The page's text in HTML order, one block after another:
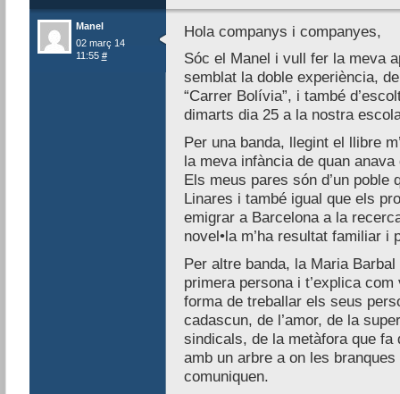
Manel
02 març 14
11:55 #
Hola companys i companyes,
Sóc el Manel i vull fer la meva
semblat la doble experiència,
“Carrer Bolívia”, i també
dimarts dia 25 a la nostra
Per una banda, llegint el llibre
la meva infància de quan
Els meus pares són d’un
Linares i també igual que els
emigrar a Barcelona a la
novel•la m’ha resultat familiar i
Per altre banda, la Maria
primera persona i t’explica
forma de treballar els seus
cadascun, de l’amor, de la
sindicals, de la metàfora que fa
amb un arbre a on les
comuniquen.